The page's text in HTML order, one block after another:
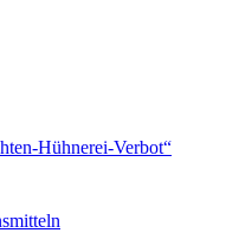
Hühnerei-Verbot“